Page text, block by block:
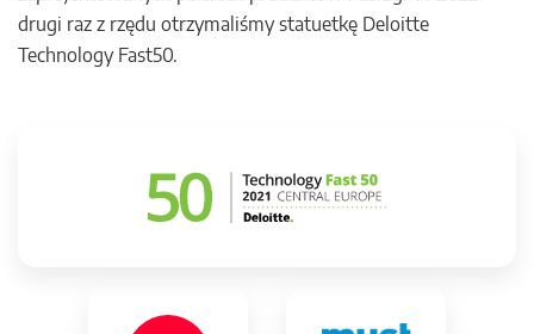
drugi raz z rzędu otrzymaliśmy statuetkę Deloitte
Technology Fast50.